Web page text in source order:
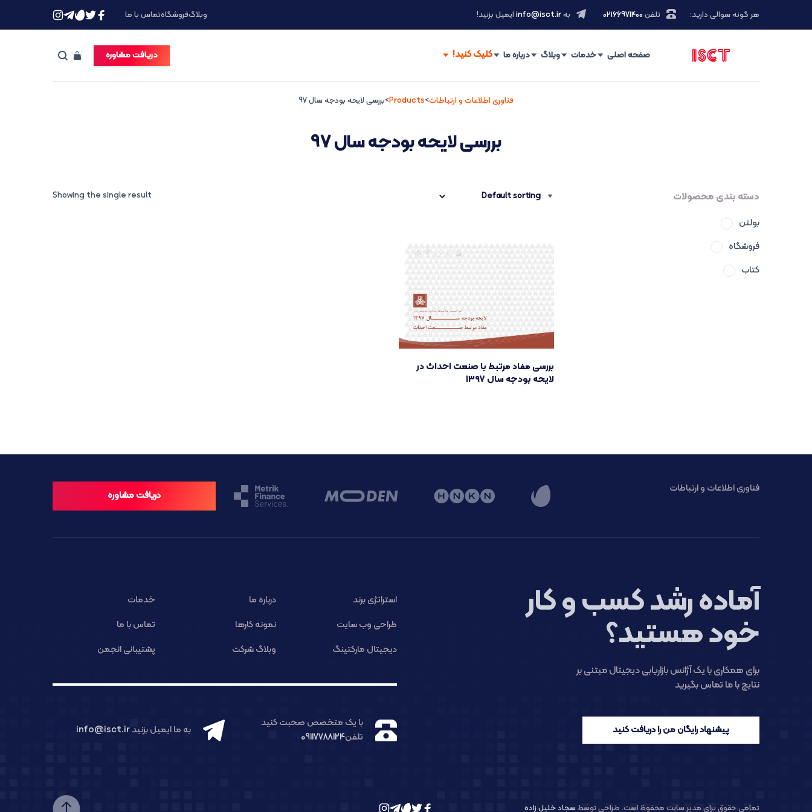
هر گونه سوالی دارید: تلفن ۰۲۱66971400 بهinfo@isct.ir ایمیل بزنید! وبلاگفروشگاهتماس با ما
صفحه اصلی خدمات وبلاگ درباره ما دریافت مشاوره
فناوری اطلاعات و ارتباطات>
Products
>بررسی لایحه بودجه سال 97
بررسی لایحه بودجه سال 97
Showing the single result
بررسی مفاد مرتبط با صنعت احداث در
لایحه بودجه سال ۱۳۹۷
دسته بندی محصولات
بولتن
فروشگاه
کتاب
فناوری اطلاعات و ارتباطات
دریافت مشاوره
آماده رشد کسب و کار
خود هستید؟
برای همکاری با یک آژانس بازاریابی دیجیتال مبتنی بر
نتایج با ما تماس بگیرید
پیشنهاد رایگان من را دریافت کنید
استراتژی برند درباره ما
خدمات
طراحی وب سایت
نمونه کارها
تماس با ما
دیجیتال مارکتینگ
وبلاگ شرکت پشتیبانی انجمن
با یک متخصص صحبت کنید
تلفن09117788124
به ما ایمیل بزنیدinfo@isct.ir
تمامی حقوق برای مدیر سایت محفوظ است. طراحی توسط سجاد خلیل زاده